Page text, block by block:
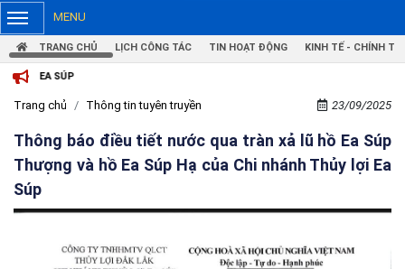
MENU
TRANG CHỦ LỊCH CÔNG TÁC TIN HOẠT ĐỘNG KINH TẾ - CHÍNH TRỊ
Trang chủ Thông tin tuyên truyền 23/09/2025
Thông báo điều tiết nước qua tràn xả lũ hồ Ea Súp
Thượng và hồ Ea Súp Hạ của Chi nhánh Thủy lợi Ea
Súp